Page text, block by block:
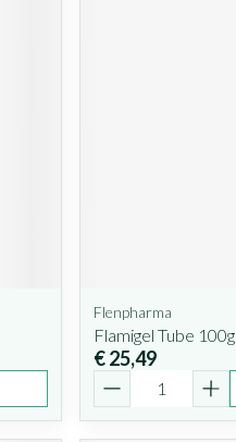
Flenpharma
Flamigel Tube 100g
€ 25,49